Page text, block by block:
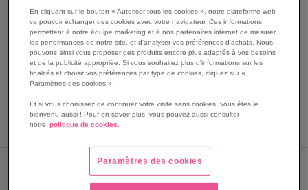
IMAGES
GALLERY
Dimensions int.: 815 x 455 x 45 mm (L/P/H)
Force du bord: 15 mm
Pour surface utile: 850 x 500 mm (L/P)
Plateau mélaminé, finition hêtre
Avec crochet et vis
CNC par bac: 80 kg
HAUTEUR HORS TOUT
En cliquant sur le bouton « Autoriser tous les cookies », notre plateforme web
va pouvoir échanger des cookies avec votre navigateur. Ces informations
permettent à notre équipe marketing et à nos partenaires internet de mesurer
les performances de notre site, et d'analyser vos préférences d'achats. Nous
pouvons ainsi vous proposer des produits encore plus adaptés à vos besoins
et de la publicité appropriée. Si vous souhaitez plus d'informations sur les
finalités et choisir vos préférences par type de cookies, cliquez sur «
Paramètres des cookies ».
Et si vous choisissez de continuer votre visite sans cookies, vous êtes le
bienvenu aussi ! Pour en savoir plus, vous pouvez aussi consulter
notre politique de cookies.
Paramètres des cookies